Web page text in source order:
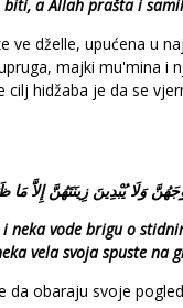
a Allah prašta i
ve dželle, upućena u
majki mu'mina i
hidžaba je da se
neka vode brigu o
vela svoja spuste na
da obaraju svoje